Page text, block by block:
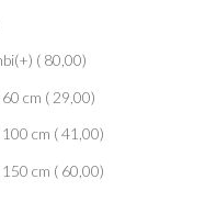
( 80,00)
cm ( 29,00)
cm (41,00)
cm ( 60,00)